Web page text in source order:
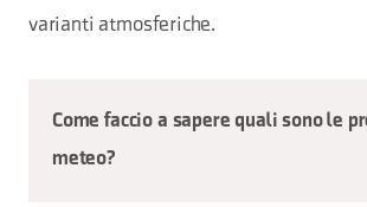
varianti atmosferiche.
Come faccio a sapere quali sono le
meteo?